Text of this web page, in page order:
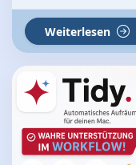
Weiterlesen